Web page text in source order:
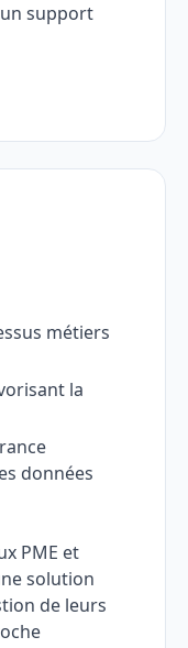
support
métiers
la
données
PME et
solution
de leurs